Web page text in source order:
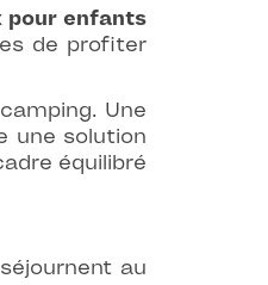
pour enfants
de profiter
Une
une solution
équilibré
au